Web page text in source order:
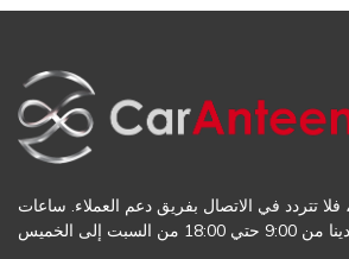
فلا تتردد في الاتصال بفريق دعم العملاء. ساعات
من السبت إلى الخميس